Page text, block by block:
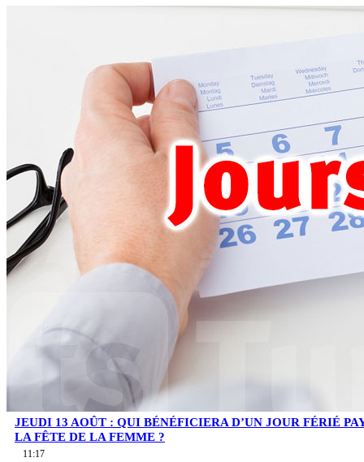
JEUDI 13 AOÛT : QUI BÉNÉFICIERA D’UN JOUR FÉRIÉ
LA FÊTE DE LA FEMME ?
11:17